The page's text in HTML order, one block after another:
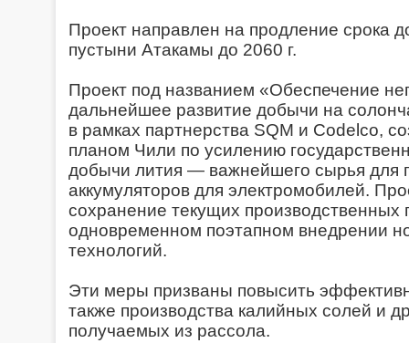
Проект направлен на продление срока
пустыни Атакамы до 2060 г.
Проект под названием «Обеспечение
дальнейшее развитие добычи на
в рамках партнерства SQM и Codelco,
планом Чили по усилению
добычи лития — важнейшего сырья для
аккумуляторов для электромобилей.
сохранение текущих производственных
одновременном поэтапном внедрении
технологий.
Эти меры призваны повысить
также производства калийных солей и
получаемых из рассола.